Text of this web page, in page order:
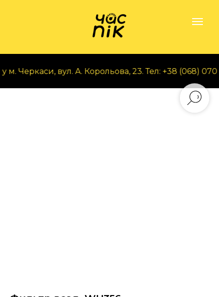
Черкаси, вул. А. Корольова, 23. Тел: +38 (068) 070